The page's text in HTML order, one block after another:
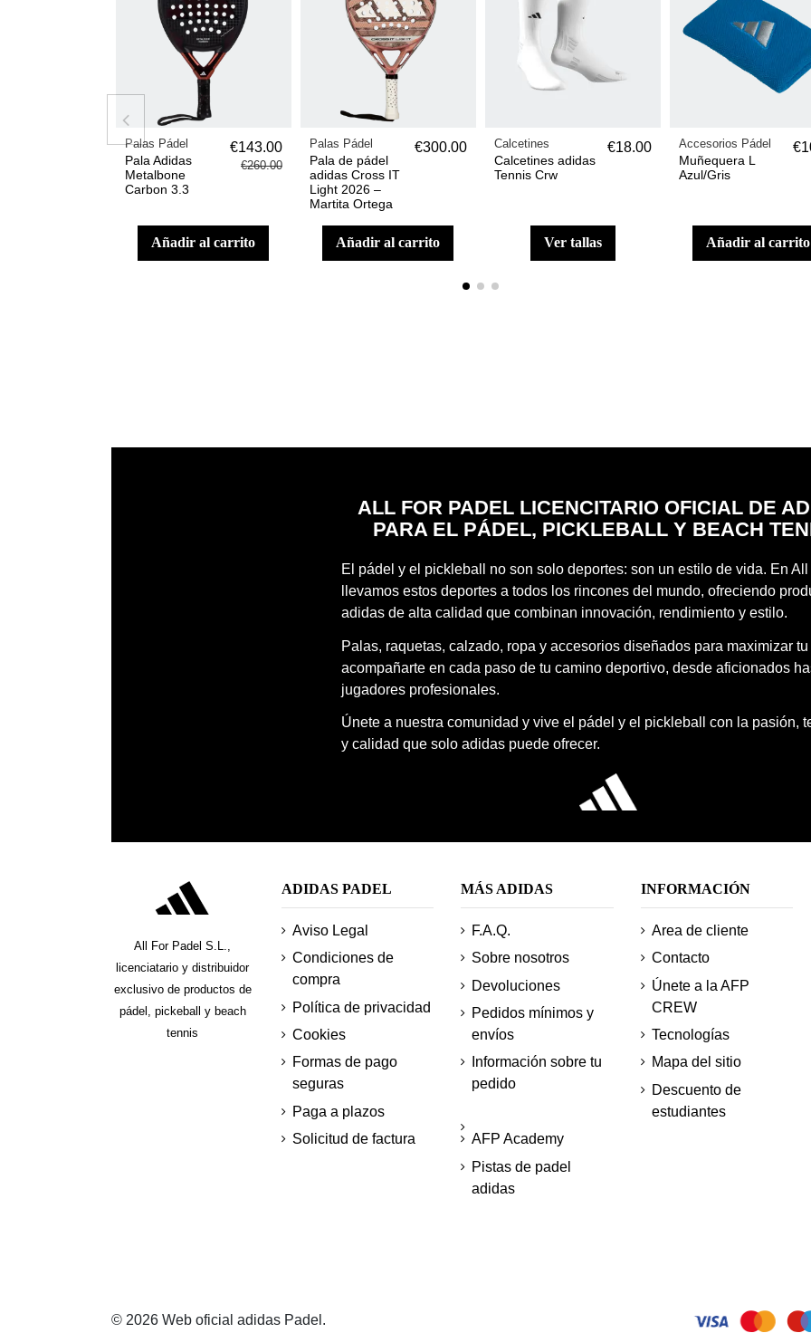
Palas Pádel
Pala Adidas
Metalbone
Carbon 3.3
€143.00
€260.00
añadir al carrito
Palas Pádel
Pala de pádel
adidas Cross IT
Light 2026 –
Martita Ortega
€300.00
añadir al carrito
Calcetines
Calcetines adidas
Tennis Crw
€18.00
ver tallas
Accesorios Pádel
Muñequera L
Azul/Gris
añadir al carrito
ALL FOR PADEL LICENCITARIO OFICIAL DE
PARA EL PÁDEL, PICKLEBALL Y BEACH
El pádel y el pickleball no son solo deportes: son un estilo de vida. En All
llevamos estos deportes a todos los rincones del mundo, ofreciendo
adidas de alta calidad que combinan innovación, rendimiento y estilo.
Palas, raquetas, calzado, ropa y accesorios diseñados para maximizar
acompañarte en cada paso de tu camino deportivo, desde aficionados
jugadores profesionales.
Únete a nuestra comunidad y vive el pádel y el pickleball con la pasión,
y calidad que solo adidas puede ofrecer.
All For Padel S.L.,
licenciatario y distribuidor
exclusivo de productos de
pádel, pickeball y beach
tennis
ADIDAS PADEL
Aviso Legal
Condiciones de
compra
Política de privacidad
Cookies
Formas de pago
seguras
Paga a plazos
Solicitud de factura
MÁS ADIDAS
F.A.Q.
Sobre nosotros
Devoluciones
Pedidos mínimos y
envíos
Información sobre tu
pedido
AFP Academy
Pistas de padel
adidas
INFORMACIÓN
Area de cliente
Contacto
Únete a la AFP
CREW
Tecnologías
Mapa del sitio
Descuento de
estudiantes
© 2026 Web oficial adidas Padel.